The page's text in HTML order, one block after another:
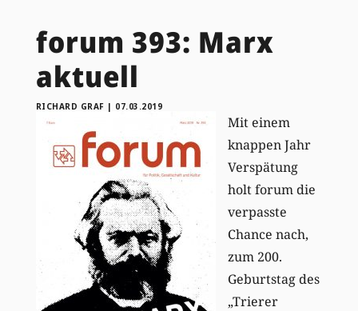
forum 393: Marx
aktuell
RICHARD GRAF | 07.03.2019
Mit einem
knappen Jahr
Verspätung
holt forum die
verpasste
Chance nach,
zum 200.
Geburtstag des
„Trierer